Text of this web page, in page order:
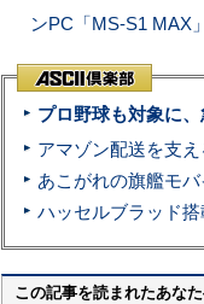
ンPC「MS-S1 MAX」
プロ野球も対象に
この記事を読まれたあな